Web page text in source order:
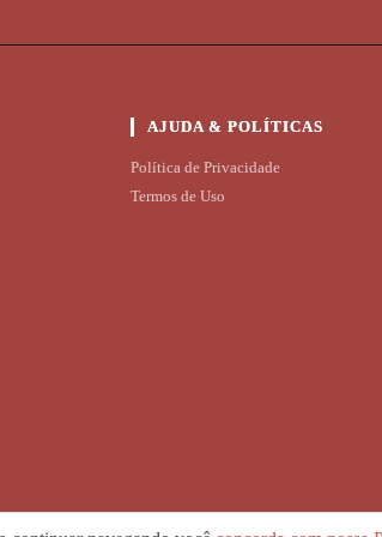
AJUDA & POLÍTICAS
Política de Privacidade
Termos de Uso